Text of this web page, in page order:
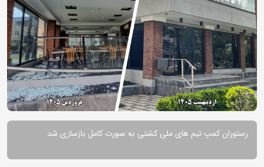
رستوران کمپ تیم های ملی کشتی به صورت کامل بازسازی شد